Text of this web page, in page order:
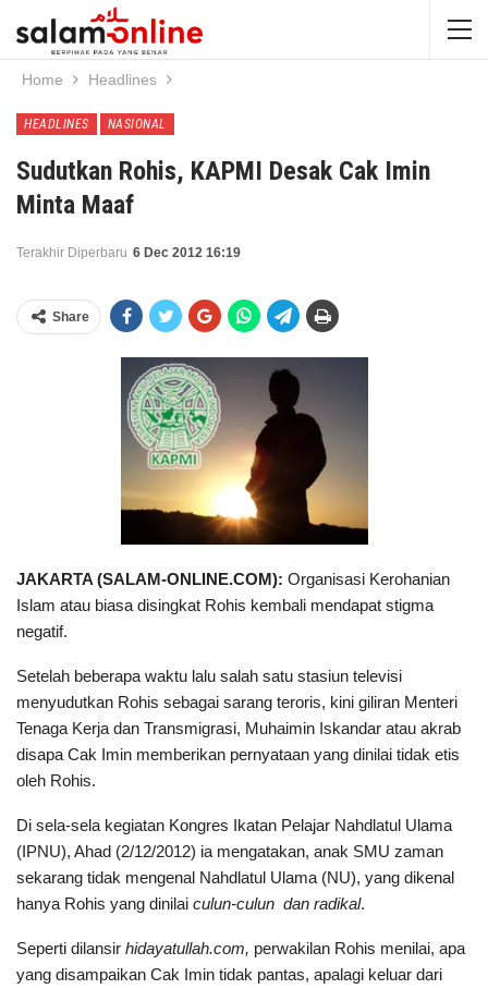
Home Headlines
HEADLINES NASIONAL
Sudutkan Rohis, KAPMI Desak Cak Imin
Minta Maaf
Terakhir Diperbaru 6 Dec 2012 16:19
Share
JAKARTA (SALAM-ONLINE.COM): Organisasi Kerohanian
Islam atau biasa disingkat Rohis kembali mendapat stigma
negatif.
Setelah beberapa waktu lalu salah satu stasiun televisi
menyudutkan Rohis sebagai sarang teroris, kini giliran Menteri
Tenaga Kerja dan Transmigrasi, Muhaimin Iskandar atau akrab
disapa Cak Imin memberikan pernyataan yang dinilai tidak etis
oleh Rohis.
Di sela-sela kegiatan Kongres Ikatan Pelajar Nahdlatul Ulama
(IPNU), Ahad (2/12/2012) ia mengatakan, anak SMU zaman
sekarang tidak mengenal Nahdlatul Ulama (NU), yang dikenal
hanya Rohis yang dinilai culun-culun dan radikal.
Seperti dilansir hidayatullah.com, perwakilan Rohis menilai, apa
yang disampaikan Cak Imin tidak pantas, apalagi keluar dari